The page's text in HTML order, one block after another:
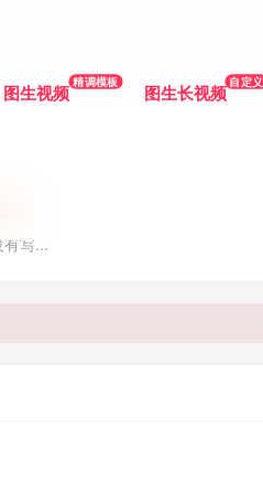
图生视频 精调模板 图生长视频 自定义
写...